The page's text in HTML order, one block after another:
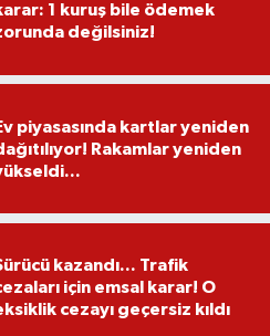
1 kuruş bile ödemek
değilsiniz!
piyasasında kartlar yeniden
Rakamlar yeniden
kazandı... Trafik
için emsal karar! O
cezayı geçersiz kıldı